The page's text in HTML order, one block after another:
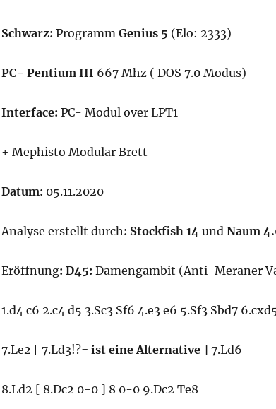
Schwarz: Programm Genius 5 (Elo: 2333)
PC- Pentium III 667 Mhz ( DOS 7.0 Modus)
Interface: PC- Modul over LPT1
+ Mephisto Modular Brett
Datum: 05.11.2020
Analyse erstellt durch: Stockfish 14und Naum
Eröffnung: D45: Damengambit (Anti-Meraner
1.d4 c6 2.c4 d5 3.Sc3 Sf6 4.e3 e6 5.Sf3 Sbd7
7.Le2 [ 7.Ld3!?= ist eine Alternative] 7.Ld6
8.Ld2 [ 8.Dc2 0-0 ] 8 0-0 9.Dc2 Te8